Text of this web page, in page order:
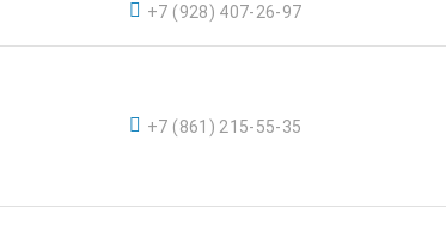
+7 (928) 407-26-97
+7 (861) 215-55-35